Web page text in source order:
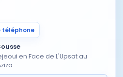
téléphone
en Face de L'Upsat au